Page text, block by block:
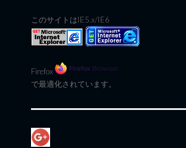
このサイトはIE5.x/IE6
Firefox
で最適化されています。